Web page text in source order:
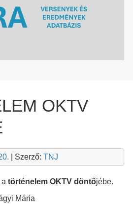
OKTV
| Szerző: TNJ
történelem OKTV döntőjébe.
Mária